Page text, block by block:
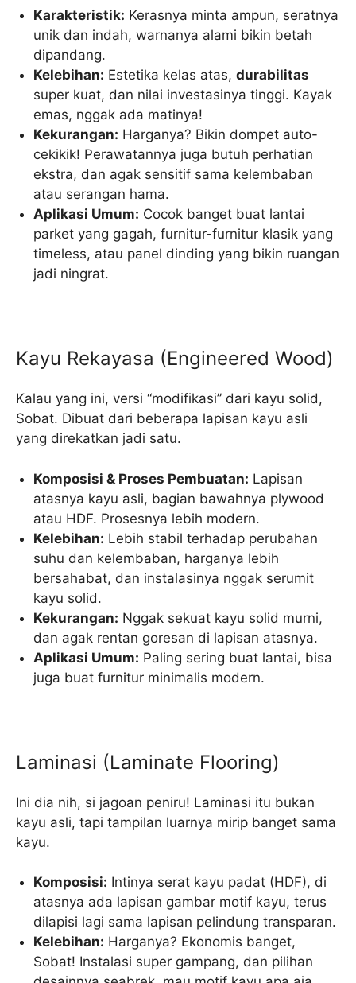
Karakteristik: Kerasnya minta ampun, seratnya
unik dan indah, warnanya alami bikin betah
dipandang.
Kelebihan: Estetika kelas atas,durabilitas
super kuat, dan nilai investasinya tinggi. Kayak
emas, nggak ada matinya!
Kekurangan: Harganya? Bikin dompet auto-
cekikik! Perawatannya juga butuh perhatian
ekstra, dan agak sensitif sama kelembaban
atau serangan hama.
Aplikasi Umum: Cocok banget buat lantai
parket yang gagah, furnitur-furnitur klasik yang
timeless, atau panel dinding yang bikin ruangan
jadi ningrat.
Kayu Rekayasa (Engineered Wood)
Kalau yang ini, versi “modifikasi” dari kayu solid,
Sobat. Dibuat dari beberapa lapisan kayu asli
yang direkatkan jadi satu.
Komposisi & Proses Pembuatan: Lapisan
atasnya kayu asli, bagian bawahnya plywood
atau HDF. Prosesnya lebih modern.
Kelebihan: Lebih stabil terhadap perubahan
suhu dan kelembaban, harganya lebih
bersahabat, dan instalasinya nggak serumit
kayu solid.
Kekurangan: Nggak sekuat kayu solid murni,
dan agak rentan goresan di lapisan atasnya.
Aplikasi Umum: Paling sering buat lantai, bisa
juga buat furnitur minimalis modern.
Laminasi (Laminate Flooring)
Ini dia nih, si jagoan peniru! Laminasi itu bukan
kayu asli, tapi tampilan luarnya mirip banget sama
kayu.
Komposisi: Intinya serat kayu padat (HDF), di
atasnya ada lapisan gambar motif kayu, terus
dilapisi lagi sama lapisan pelindung transparan.
Kelebihan: Harganya? Ekonomis banget,
Sobat! Instalasi super gampang, dan pilihan